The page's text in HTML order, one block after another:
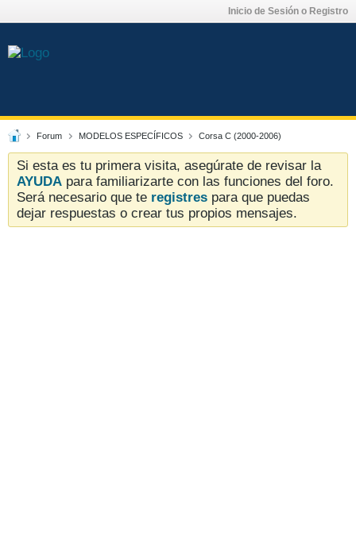
Inicio de Sesión o Registro
Forum MODELOS ESPECÍFICOS Corsa C (2000-2006)
Si esta es tu primera visita, asegúrate de revisar la
AYUDA para familiarizarte con las funciones del foro.
Será necesario que te registres para que puedas
dejar respuestas o crear tus propios mensajes.